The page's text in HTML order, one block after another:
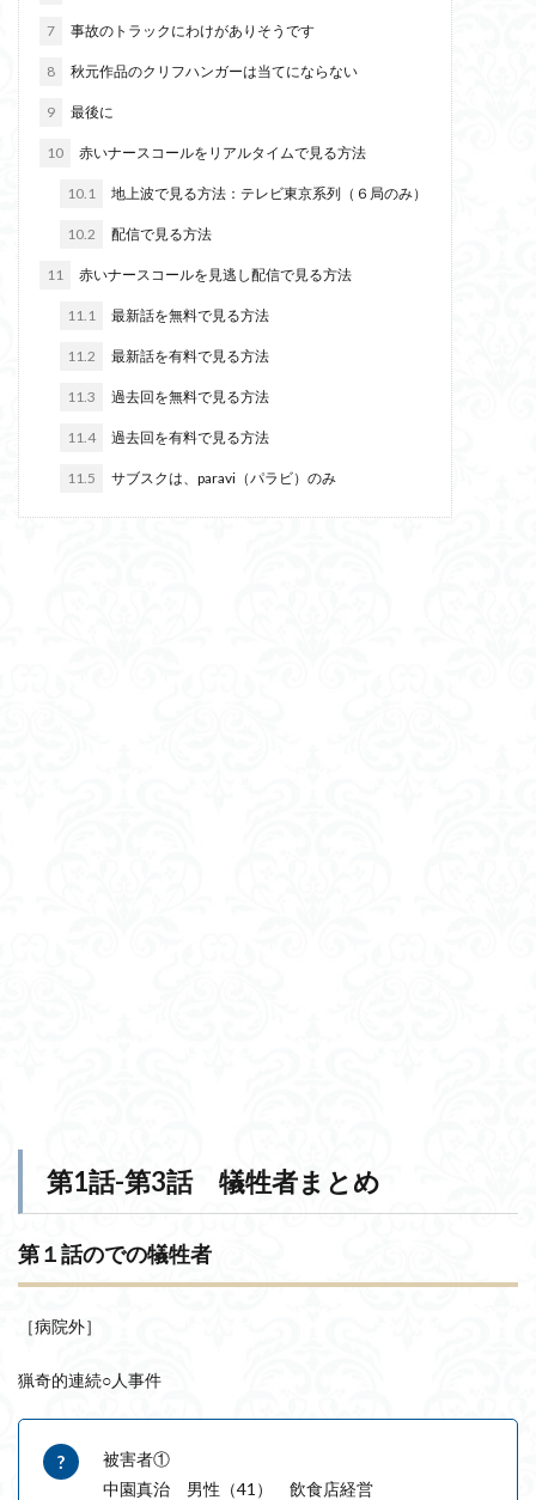
7 事故のトラックにわけがありそうです
8 秋元作品のクリフハンガーは当てにならない
9 最後に
10 赤いナースコールをリアルタイムで見る方法
10.1 地上波で見る方法：テレビ東京系列（６局のみ）
10.2 配信で見る方法
11 赤いナースコールを見逃し配信で見る方法
11.1 最新話を無料で見る方法
11.2 最新話を有料で見る方法
11.3 過去回を無料で見る方法
11.4 過去回を有料で見る方法
11.5 サブスクは、paravi（パラビ）のみ
第1話-第3話 犠牲者まとめ
第１話のでの犠牲者
［病院外］
猟奇的連続○人事件
被害者①
中園真治 男性（41） 飲食店経営